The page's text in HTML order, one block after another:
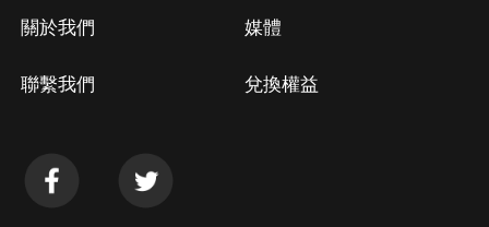
關於我們
聯繫我們
媒體
兌換權益